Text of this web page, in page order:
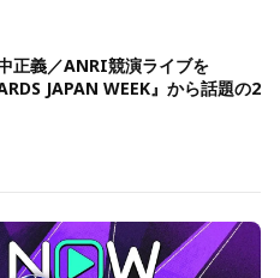
正義／ANRI競演ライブを
JAPAN WEEK』から話題の2